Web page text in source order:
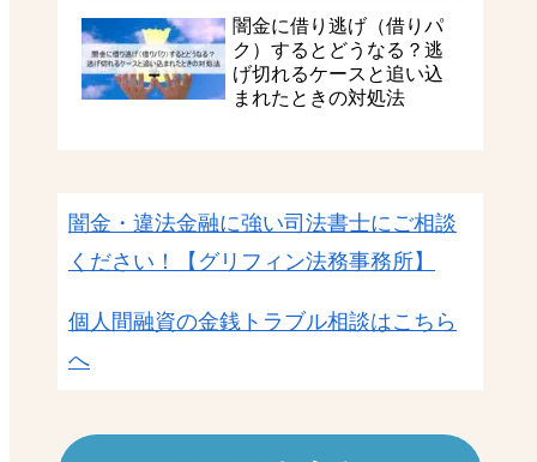
闇金に借り逃げ（借りパ
ク）するとどうなる？逃
げ切れるケースと追い込
まれたときの対処法
闇金・違法金融に強い司法書士にご相談
ください！
【グリフィン法務事務所】
個人間融資の金銭トラブル相談はこちら
へ